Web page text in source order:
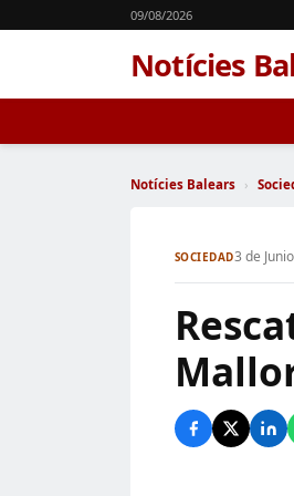
09/08/2026
Notícies
Notícies Balears ›
SOCIEDAD3 de